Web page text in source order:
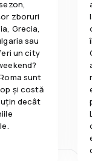
zboruri
Grecia,
sau
un city
sunt
și costă
decât